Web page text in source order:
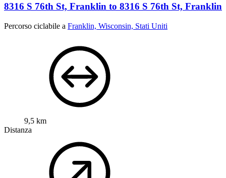
8316 S 76th St, Franklin to 8316 S 76th St, Franklin
Percorso ciclabile a Franklin, Wisconsin, Stati Uniti
9,5 km
Distanza